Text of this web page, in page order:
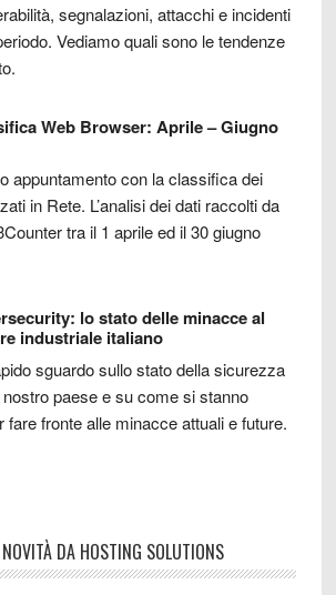
segnalazioni, attacchi e incidenti
Vediamo quali sono le tendenze
Web Browser: Aprile – Giugno
appuntamento con la classifica dei
in Rete. L’analisi dei dati raccolti da
tra il 1 aprile ed il 30 giugno
lo stato delle minacce al
industriale italiano
sguardo sullo stato della sicurezza
paese e su come si stanno
fare fronte alle minacce attuali e future.
DA HOSTING SOLUTIONS